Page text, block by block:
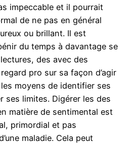
impeccable et il pourrait
de ne pas en général
ou brillant. Il est
du temps à davantage se
des avec des
pro sur sa façon d’agir
moyens de identifier ses
ses limites. Digérer les des
matière de sentimental est
primordial et pas
maladie. Cela peut